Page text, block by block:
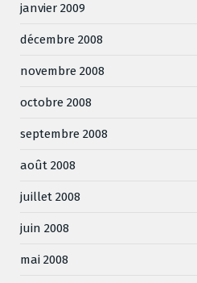
janvier 2009
décembre 2008
novembre 2008
octobre 2008
septembre 2008
août 2008
juillet 2008
juin 2008
mai 2008